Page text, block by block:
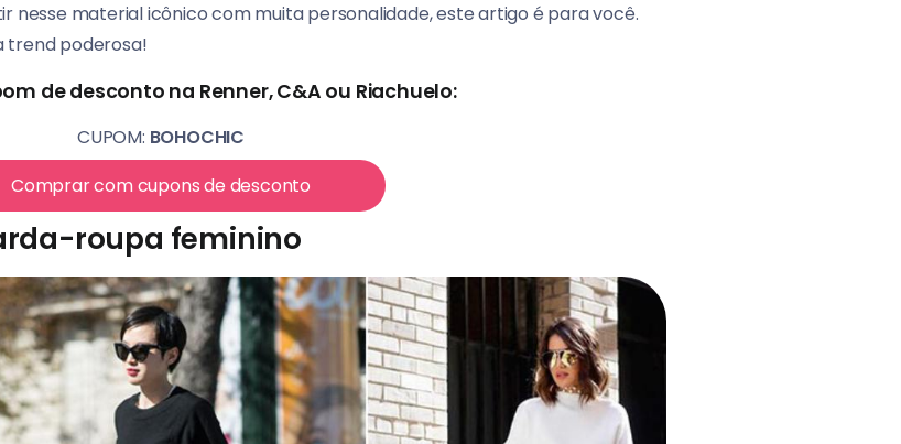
nesse material icônico com muita personalidade, este artigo é para você.
trend poderosa!
de desconto na Renner, C&A ou Riachuelo:
CUPOM: BOHOCHIC
Comprar com cupons de desconto
roupa feminino